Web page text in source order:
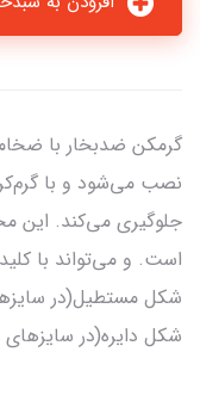
نصب می‌شود و با
است. و می‌تواند با
شکل دایره(در سایزهای 55، 35)طراحی شده‌است.